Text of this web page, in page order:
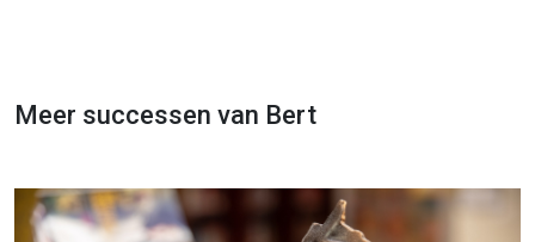
Meer successen van Bert